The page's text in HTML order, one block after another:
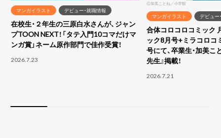
マンガイラスト デビュー・就職情報
在校生・２年生の三原白水さんが、ジャン
プTOON NEXT！「タテ入門10コマだけマ
ンガ賞」ネーム原作部門で佳作受賞！
2026.7.23
Ⓒ加美ことね／小学館
マンガイラスト デビュー
合体コロコロコミック
ック8月号+ミラコロコ
号にて、卒業生・加美こ
先生』掲載！
2026.7.21